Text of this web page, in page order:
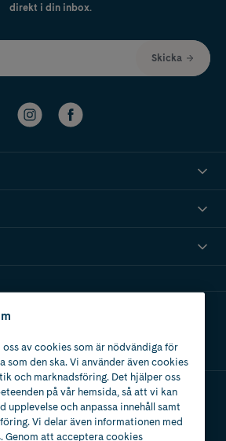
direkt i din inbox.
Skicka
av cookies som är nödvändiga för
som den ska. Vi använder även cookies
och marknadsföring. Det hjälper oss
på vår hemsida, så att vi kan
upplevelse och anpassa innehåll samt
Vi delar även informationen med
Genom att acceptera cookies